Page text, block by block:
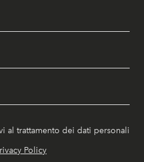
al trattamento dei dati personali
Policy